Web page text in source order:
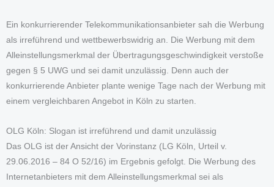
Ein konkurrierender Telekommunikationsanbieter sah die Werbung
als irreführend und wettbewerbswidrig an. Die Werbung mit dem
Alleinstellungsmerkmal der Übertragungsgeschwindigkeit verstoße
gegen § 5 UWG und sei damit unzulässig. Denn auch der
konkurrierende Anbieter plante wenige Tage nach der Werbung mit
einem vergleichbaren Angebot in Köln zu starten.
OLG Köln: Slogan ist irreführend und damit unzulässig
Das OLG ist der Ansicht der Vorinstanz (LG Köln, Urteil v.
29.06.2016 – 84 O 52/16) im Ergebnis gefolgt. Die Werbung des
Internetanbieters mit dem Alleinstellungsmerkmal sei als